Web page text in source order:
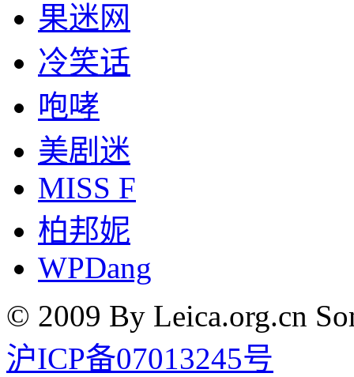
果迷网
冷笑话
咆哮
美剧迷
MISS F
柏邦妮
WPDang
© 2009 By Leica.org.cn
沪ICP备07013245号